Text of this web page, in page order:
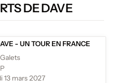
DE DAVE
- UN TOUR EN FRANCE
13 mars 2027